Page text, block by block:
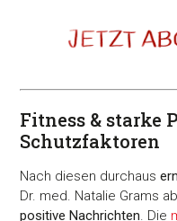
Fitness & starke
Schutzfaktoren
Nach diesen durchaus
Dr. med. Natalie Grams
positive Nachrichten. Die